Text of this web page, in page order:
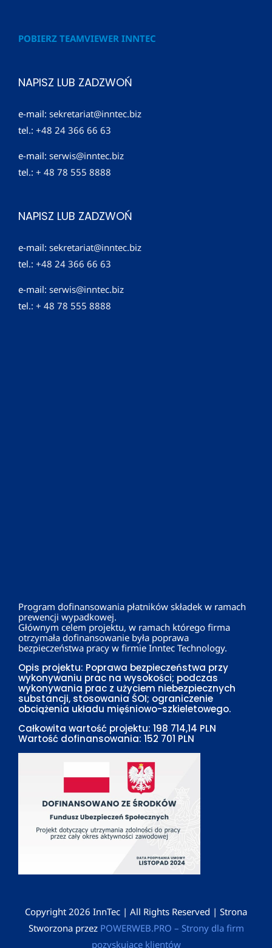
POBIERZ TEAMVIEWER INNTEC
NAPISZ LUB ZADZWOŃ
e-mail: sekretariat@inntec.biz
tel.: +48 24 366 66 63
e-mail: serwis@inntec.biz
tel.: + 48 78 555 8888
NAPISZ LUB ZADZWOŃ
e-mail: sekretariat@inntec.biz
tel.: +48 24 366 66 63
e-mail: serwis@inntec.biz
tel.: + 48 78 555 8888
Program dofinansowania płatników składek w ramach
prewencji wypadkowej.
Głównym celem projektu, w ramach którego firma
otrzymała dofinansowanie była poprawa
bezpieczeństwa pracy w firmie Inntec Technology.
Opis projektu: Poprawa bezpieczeństwa przy
wykonywaniu prac na wysokości; podczas
wykonywania prac z użyciem niebezpiecznych
substancji, stosowania ŚOI; ograniczenie
obciążenia układu mięśniowo-szkieletowego.
Całkowita wartość projektu: 198 714,14 PLN
Wartość dofinansowania: 152 701 PLN
Copyright 2026 InnTec | All Rights Reserved | Strona
Stworzona przez POWERWEB.PRO – Strony dla firm
pozyskujące klientów